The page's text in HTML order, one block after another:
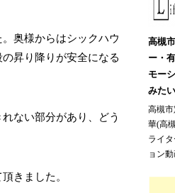
奥様からはシックハウ
昇り降りが安全になる
ない部分があり、どう
きました。
高槻
ー・
モー
みたい
高槻
華(高
ライ
ョン